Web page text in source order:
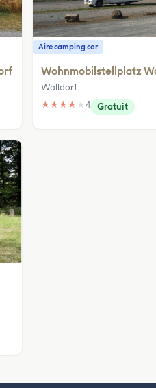
Aire camping car
Wohnmobilstellplatz
Walldorf
★ ★ ★ ★ ★ 4 Gratuit